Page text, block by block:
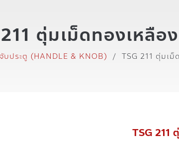
ตุ่มเม็ดทองเหลือง
บประตู (HANDLE & KNOB) / TSG 211 ตุ่มเม็
TSG 211